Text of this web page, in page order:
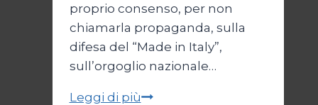
proprio consenso, per non
chiamarla propaganda, sulla
difesa del “Made in Italy”,
sull’orgoglio nazionale…
Leggi di piùMelonismo,